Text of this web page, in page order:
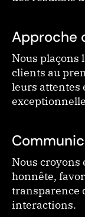
Approche
Nous plaçons
clients au
leurs attentes
Nous
honnête,
transparence
interactions.